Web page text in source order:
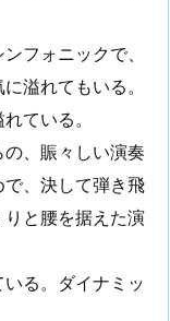
フォニックで、
溢れてもいる。
ている。
、賑々しい演奏
、決して弾き飛
と腰を据えた演
る。ダイナミッ